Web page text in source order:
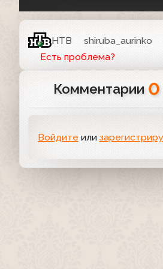
НТВ shiruba_aurinko
Есть проблема?
Комментарии 0
Войдите или